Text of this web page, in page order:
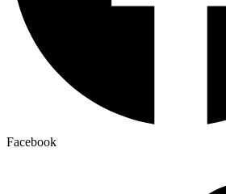
Facebook